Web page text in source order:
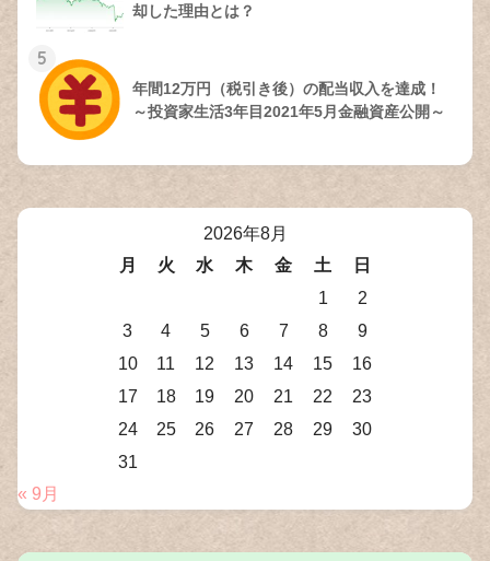
却した理由とは？
5
年間12万円（税引き後）の配当収入を達成！
～投資家生活3年目2021年5月金融資産公開～
2026年8月
月
火 水 木 金 土
日
1
2
3
4 5 6 7 8
9
10
11 12 13 14 15
16
17
18 19 20 21 22
23
24
25 26 27 28 29
30
31
« 9月